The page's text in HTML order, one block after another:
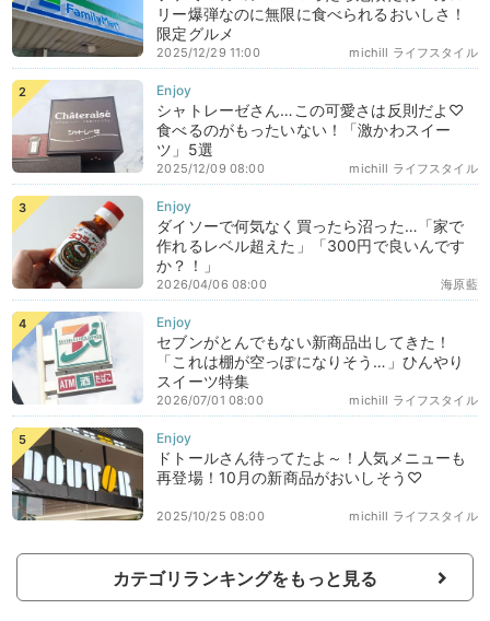
リー爆弾なのに無限に食べられるおいしさ！
限定グルメ
michill ライフスタイル
2025/12/29 11:00
シャトレーゼさん…この可愛さは反則だよ♡
食べるのがもったいない！「激かわスイー
ツ」5選
michill ライフスタイル
2025/12/09 08:00
ダイソーで何気なく買ったら沼った…「家で
作れるレベル超えた」「300円で良いんです
か？！」
海原藍
2026/04/06 08:00
セブンがとんでもない新商品出してきた！
「これは棚が空っぽになりそう…」ひんやり
スイーツ特集
michill ライフスタイル
2026/07/01 08:00
ドトールさん待ってたよ～！人気メニューも
再登場！10月の新商品がおいしそう♡
michill ライフスタイル
2025/10/25 08:00
カテゴリランキングをもっと見る